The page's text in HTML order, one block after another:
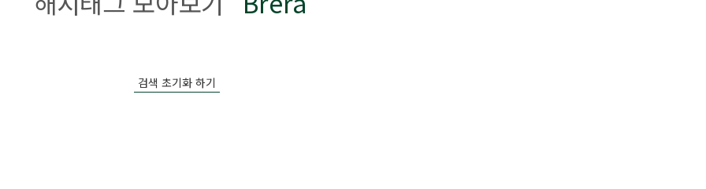
검색 초기화 하기